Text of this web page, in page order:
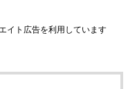
イト広告を利用しています